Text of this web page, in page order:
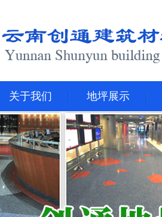
关于我们 地坪展示